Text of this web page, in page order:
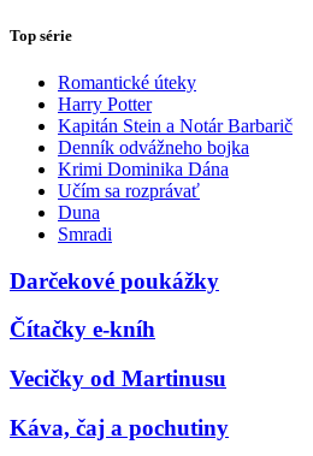
Top série
Romantické úteky
Harry Potter
Kapitán Stein a Notár Barbarič
Denník odvážneho bojka
Krimi Dominika Dána
Učím sa rozprávať
Duna
Smradi
Darčekové poukážky
Čítačky e-kníh
Vecičky od Martinusu
Káva, čaj a pochutiny